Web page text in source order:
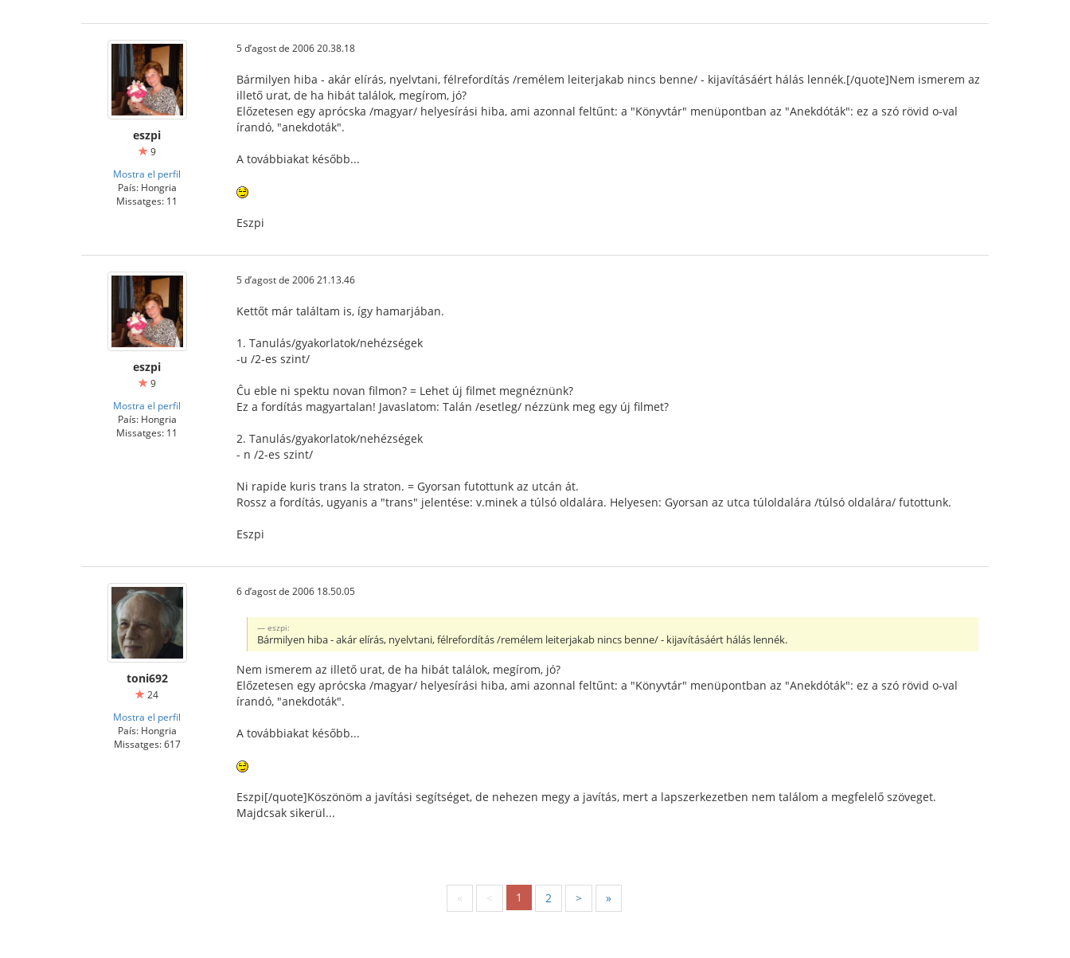
eszpi
9
Mostra el perfil
País: Hongria
Missatges: 11
5 d’agost de 2006 20.38.18
Bármilyen hiba - akár elírás, nyelvtani, félrefordítás /remélem leiterjakab nincs benne/ - kijavításáért hálás lennék.[/quote]Nem ismerem az
illető urat, de ha hibát találok, megírom, jó?
Előzetesen egy aprócska /magyar/ helyesírási hiba, ami azonnal feltűnt: a "Könyvtár" menüpontban az "Anekdóták": ez a szó rövid o-val
írandó, "anekdoták".
A továbbiakat később...
Eszpi
eszpi
9
Mostra el perfil
País: Hongria
Missatges: 11
5 d’agost de 2006 21.13.46
Kettőt már találtam is, így hamarjában.
1. Tanulás/gyakorlatok/nehézségek
-u /2-es szint/
Ĉu eble ni spektu novan filmon? = Lehet új filmet megnéznünk?
Ez a fordítás magyartalan! Javaslatom: Talán /esetleg/ nézzünk meg egy új filmet?
2. Tanulás/gyakorlatok/nehézségek
- n /2-es szint/
Ni rapide kuris trans la straton. = Gyorsan futottunk az utcán át.
Rossz a fordítás, ugyanis a "trans" jelentése: v.minek a túlsó oldalára. Helyesen: Gyorsan az utca túloldalára /túlsó oldalára/ futottunk.
Eszpi
toni692
24
Mostra el perfil
País: Hongria
Missatges: 617
6 d’agost de 2006 18.50.05
eszpi:
Bármilyen hiba - akár elírás, nyelvtani, félrefordítás /remélem leiterjakab nincs benne/ - kijavításáért hálás lennék.
Nem ismerem az illető urat, de ha hibát találok, megírom, jó?
Előzetesen egy aprócska /magyar/ helyesírási hiba, ami azonnal feltűnt: a "Könyvtár" menüpontban az "Anekdóták": ez a szó rövid o-val
írandó, "anekdoták".
A továbbiakat később...
Eszpi[/quote]Köszönöm a javítási segítséget, de nehezen megy a javítás, mert a lapszerkezetben nem találom a megfelelő szöveget.
Majdcsak sikerül...
« < 1 2 > »